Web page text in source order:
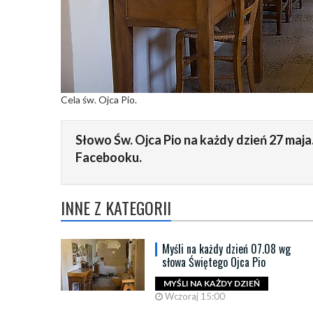
Cela św. Ojca Pio.
Słowo Św. Ojca Pio na każdy dzień 27
Facebooku.
INNE Z KATEGORII
Myśli na każdy dzień 07.08 wg
słowa Świętego Ojca Pio
MYŚLI NA KAŻDY DZIEŃ
Wczoraj 15:00